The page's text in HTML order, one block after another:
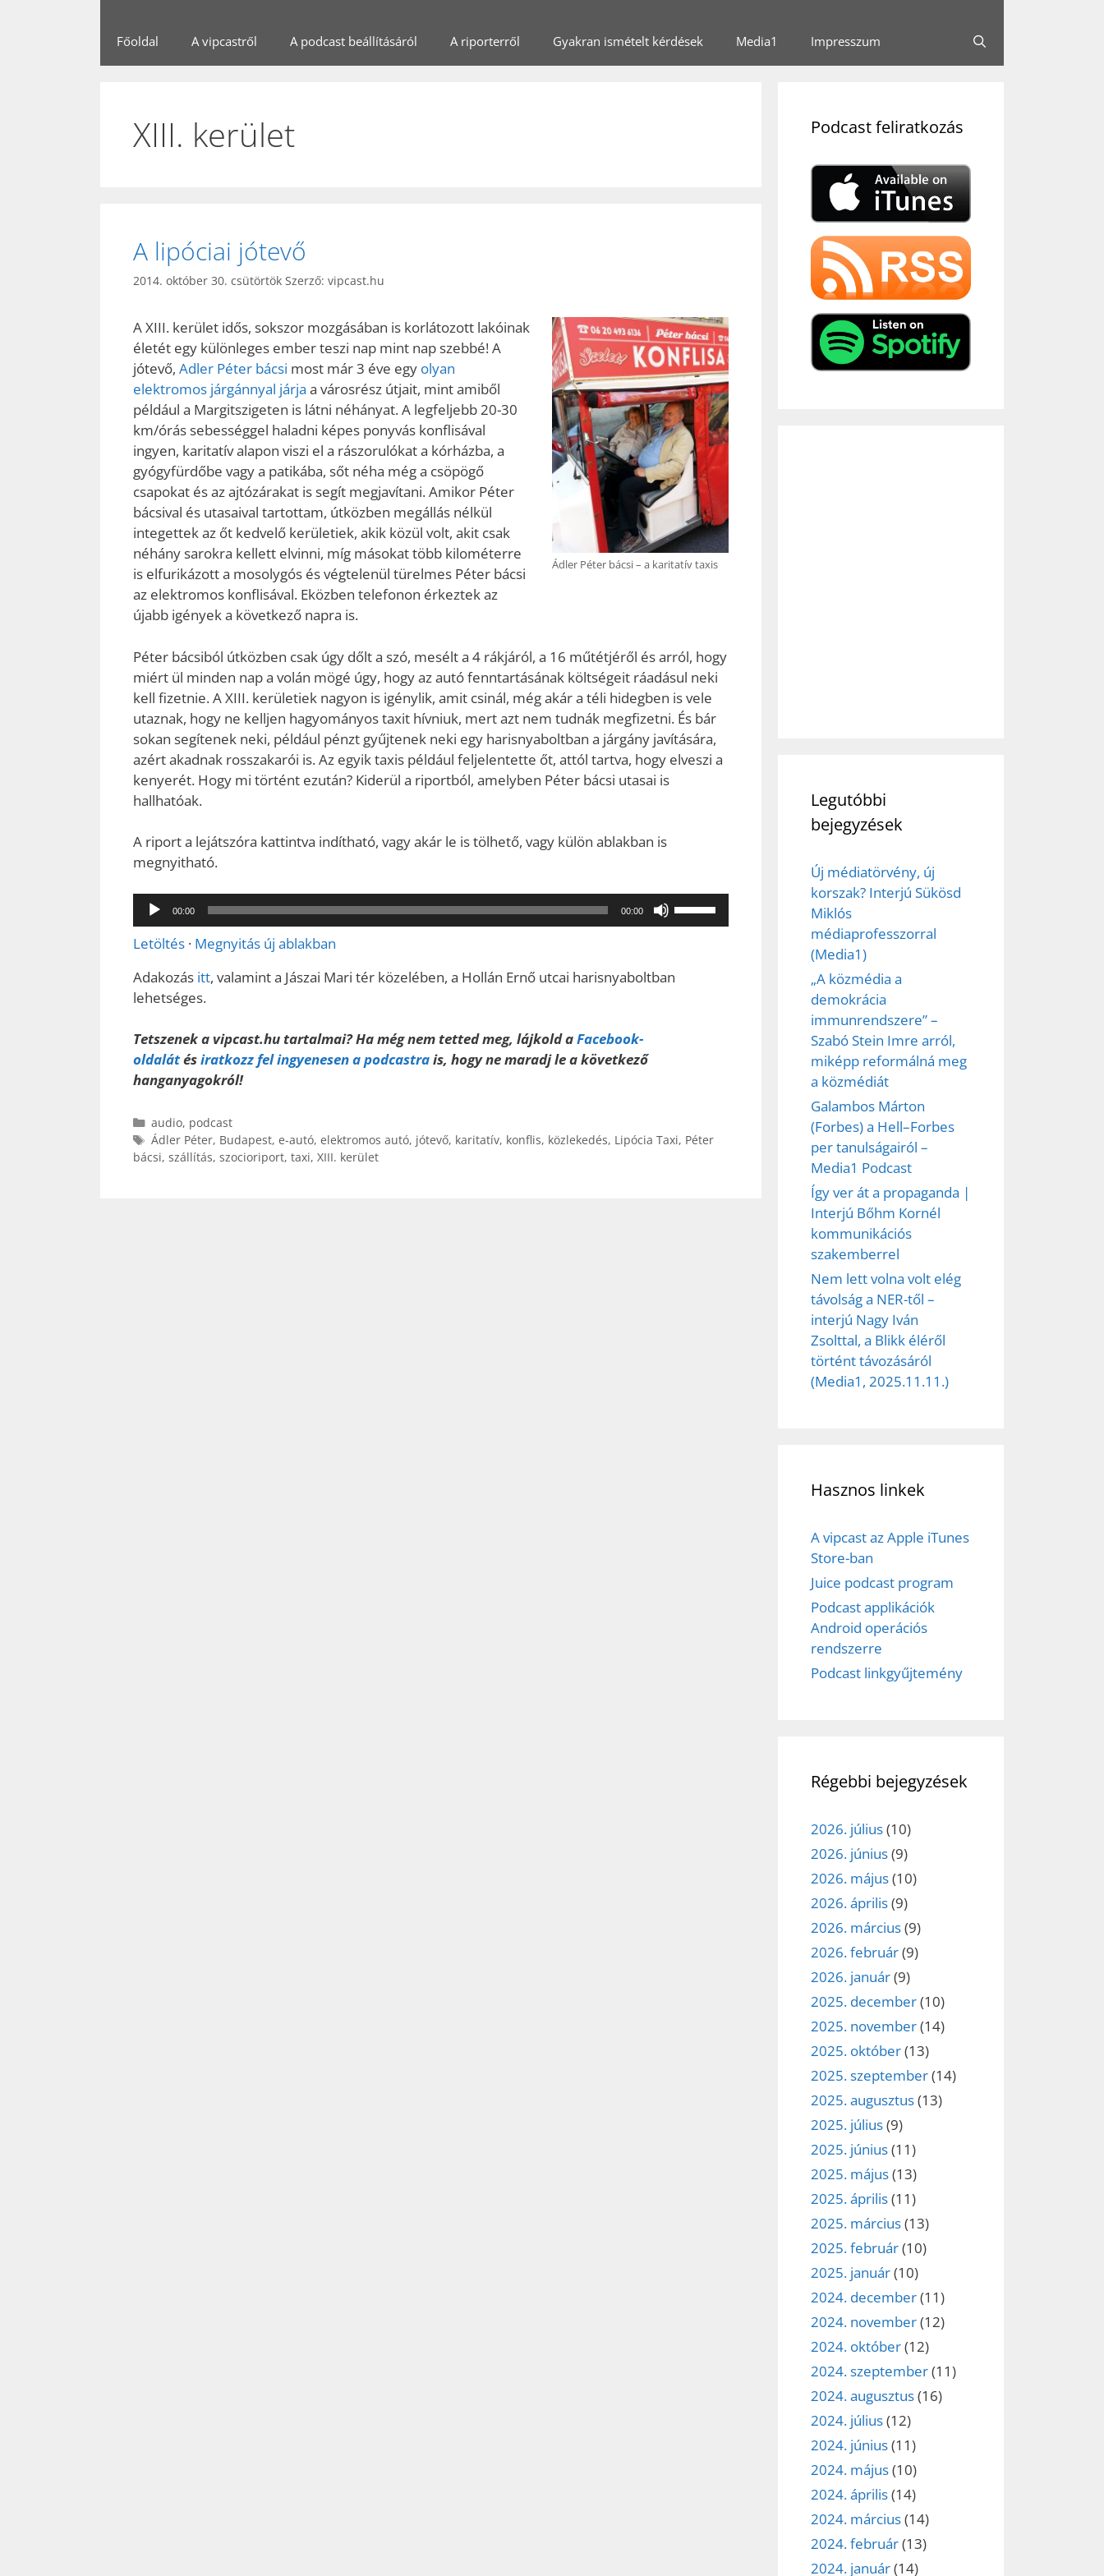
Főoldal A vipcastről A podcast beállításáról A riporterről Gyakran ismételt kérdések Media1 Impresszum
XIII. kerület
A lipóciai jótevő
2014. október 30. csütörtök Szerző: vipcast.hu
Ádler Péter bácsi – a karitatív taxis
A XIII. kerület idős, sokszor mozgásában is korlátozott lakóinak
életét egy különleges ember teszi nap mint nap szebbé! A
jótevő, Adler Péter bácsi most már 3 éve egy olyan
elektromos járgánnyal járja a városrész útjait, mint amiből
például a Margitszigeten is látni néhányat. A legfeljebb 20-30
km/órás sebességgel haladni képes ponyvás konflisával
ingyen, karitatív alapon viszi el a rászorulókat a kórházba, a
gyógyfürdőbe vagy a patikába, sőt néha még a csöpögő
csapokat és az ajtózárakat is segít megjavítani. Amikor Péter
bácsival és utasaival tartottam, útközben megállás nélkül
integettek az őt kedvelő kerületiek, akik közül volt, akit csak
néhány sarokra kellett elvinni, míg másokat több kilométerre
is elfurikázott a mosolygós és végtelenül türelmes Péter bácsi
az elektromos konflisával. Eközben telefonon érkeztek az
újabb igények a következő napra is.
Péter bácsiból útközben csak úgy dőlt a szó, mesélt a 4 rákjáról, a 16 műtétjéről és arról, hogy
miért ül minden nap a volán mögé úgy, hogy az autó fenntartásának költségeit ráadásul neki
kell fizetnie. A XIII. kerületiek nagyon is igénylik, amit csinál, még akár a téli hidegben is vele
utaznak, hogy ne kelljen hagyományos taxit hívniuk, mert azt nem tudnák megfizetni. És bár
sokan segítenek neki, például pénzt gyűjtenek neki egy harisnyaboltban a járgány javítására,
azért akadnak rosszakarói is. Az egyik taxis például feljelentette őt, attól tartva, hogy elveszi a
kenyerét. Hogy mi történt ezután? Kiderül a riportból, amelyben Péter bácsi utasai is
hallhatóak.
A riport a lejátszóra kattintva indítható, vagy akár le is tölhető, vagy külön ablakban is
megnyitható.
Audió
lejátszó
00:00 00:00
hangerő
csökkentéséhez
Letöltés · Megnyitás új ablakban
Adakozás itt, valamint a Jászai Mari tér közelében, a Hollán Ernő utcai harisnyaboltban
lehetséges.
Tetszenek a vipcast.hu tartalmai? Ha még nem tetted meg, lájkold aFacebook-
oldalátésiratkozz fel ingyenesen a podcastrais, hogy ne maradj le a következő
hanganyagokról!
Kategória
audio, podcast
Címkék
Ádler Péter, Budapest, e-autó, elektromos autó, jótevő, karitatív, konflis, közlekedés, Lipócia Taxi, Péter
bácsi, szállítás, szocioriport, taxi, XIII. kerület
Podcast feliratkozás
Legutóbbi
bejegyzések
Új médiatörvény, új
korszak? Interjú Sükösd
Miklós
médiaprofesszorral
(Media1)
„A közmédia a
demokrácia
immunrendszere” –
Szabó Stein Imre arról,
miképp reformálná meg
a közmédiát
Galambos Márton
(Forbes) a Hell–Forbes
per tanulságairól –
Media1 Podcast
Így ver át a propaganda |
Interjú Bőhm Kornél
kommunikációs
szakemberrel
Nem lett volna volt elég
távolság a NER-től –
interjú Nagy Iván
Zsolttal, a Blikk éléről
történt távozásáról
(Media1, 2025.11.11.)
Hasznos linkek
A vipcast az Apple iTunes
Store-ban
Juice podcast program
Podcast applikációk
Android operációs
rendszerre
Podcast linkgyűjtemény
Régebbi bejegyzések
2026. július(10)
2026. június(9)
2026. május(10)
2026. április(9)
2026. március(9)
2026. február(9)
2026. január(9)
2025. december(10)
2025. november(14)
2025. október(13)
2025. szeptember(14)
2025. augusztus(13)
2025. július(9)
2025. június(11)
2025. május(13)
2025. április(11)
2025. március(13)
2025. február(10)
2025. január(10)
2024. december(11)
2024. november(12)
2024. október(12)
2024. szeptember(11)
2024. augusztus(16)
2024. július(12)
2024. június(11)
2024. május(10)
2024. április(14)
2024. március(14)
2024. február(13)
2024. január(14)